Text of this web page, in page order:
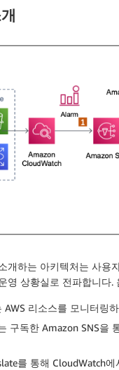
개하는 아키텍처는 사용
영 상황실로 전파합니다
AWS 리소스를 모니터링
구독한 Amazon SNS을
를 통해 CloudWatch